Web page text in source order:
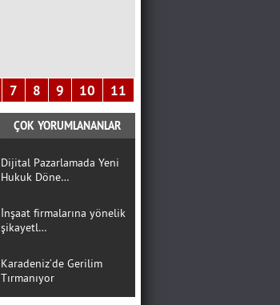
7 8 9 10 11
ÇOK YORUMLANANLAR
Dijital Pazarlamada Yeni
Hukuk Döne…
İnşaat firmalarına yönelik
şikayetl…
Karadeniz’de Gerilim
Tırmanıyor